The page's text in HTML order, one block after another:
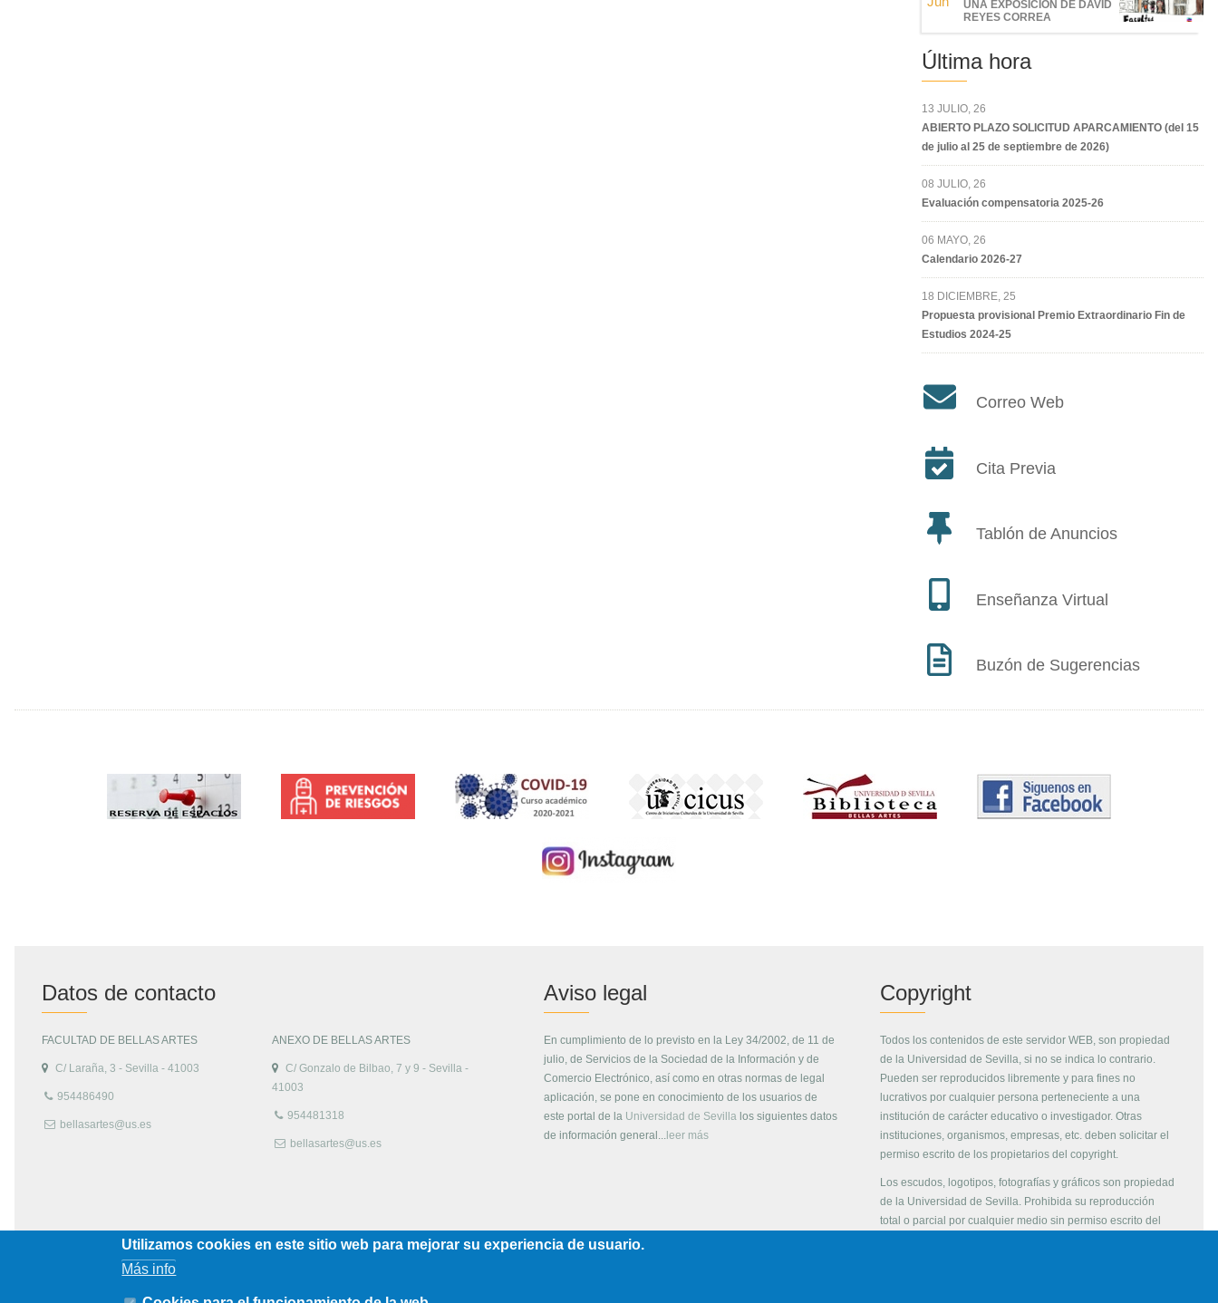
UNA EXPOSICIÓN DE DAVID
REYES CORREA
Última hora
13 JULIO, 26
ABIERTO PLAZO SOLICITUD APARCAMIENTO (del 15
de julio al 25 de septiembre de 2026)
08 JULIO, 26
Evaluación compensatoria 2025-26
06 MAYO, 26
Calendario 2026-27
18 DICIEMBRE, 25
Propuesta provisional Premio Extraordinario Fin de
Estudios 2024-25
Correo Web
Cita Previa
Tablón de Anuncios
Enseñanza Virtual
Buzón de Sugerencias
Datos de contacto
FACULTAD DE BELLAS ARTES
C/ Laraña, 3 - Sevilla - 41003
954486490
bellasartes@us.es
ANEXO DE BELLAS ARTES
C/ Gonzalo de Bilbao, 7 y 9 - Sevilla -
41003
954481318
bellasartes@us.es
Aviso legal
En cumplimiento de lo previsto en la Ley 34/2002, de 11 de
julio, de Servicios de la Sociedad de la Información y de
Comercio Electrónico, así como en otras normas de legal
aplicación, se pone en conocimiento de los usuarios de
este portal de la Universidad de Sevilla los siguientes datos
de información general... leer más
Copyright
Todos los contenidos de este servidor WEB, son propiedad
de la Universidad de Sevilla, si no se indica lo contrario.
Pueden ser reproducidos libremente y para fines no
lucrativos por cualquier persona perteneciente a una
institución de carácter educativo o investigador. Otras
instituciones, organismos, empresas, etc. deben solicitar el
permiso escrito de los propietarios del copyright.
Los escudos, logotipos, fotografías y gráficos son propiedad
de la Universidad de Sevilla. Prohibida su reproducción
total o parcial por cualquier medio sin permiso escrito del
Utilizamos cookies en este sitio web para mejorar su experiencia de usuario.
Más info